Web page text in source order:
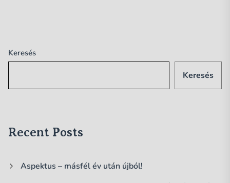
Keresés
Keresés
Recent Posts
Aspektus – másfél év után újból!